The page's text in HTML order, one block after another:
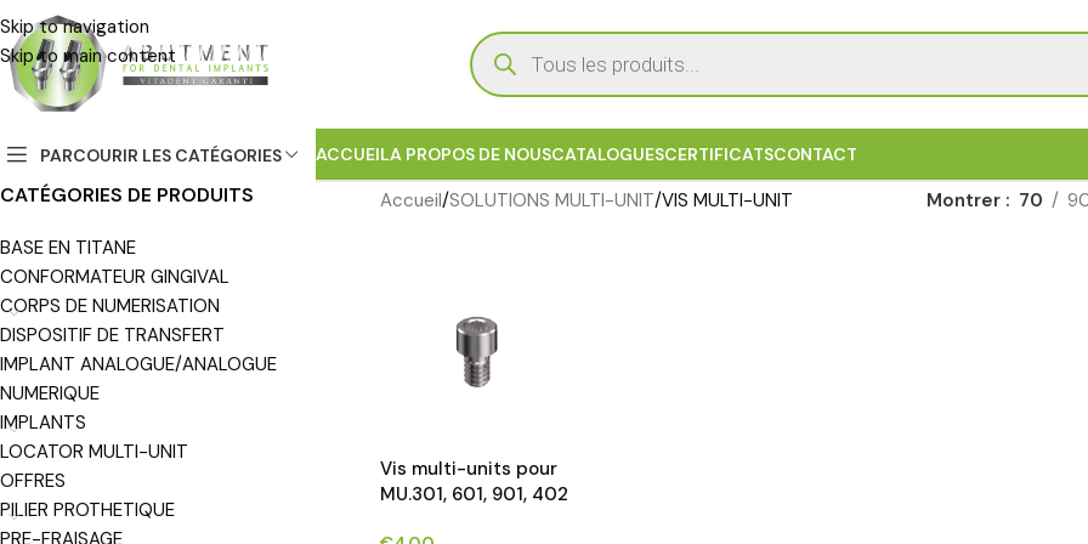
Skip to navigation
Skip to main content
PARCOURIR LES CATÉGORIES ACCUEILA PROPOS DE NOUSCATALOGUESCERTIFICATSCONTACT
CATÉGORIES DE PRODUITS
BASE EN TITANE
CONFORMATEUR GINGIVAL
CORPS DE NUMERISATION
DISPOSITIF DE TRANSFERT
IMPLANT ANALOGUE/ANALOGUE
NUMERIQUE
IMPLANTS
LOCATOR MULTI-UNIT
OFFRES
PILIER PROTHETIQUE
PRE-FRAISAGE
Accueil SOLUTIONS MULTI-UNIT VIS MULTI-UNIT Montrer 70
Vis multi-units pour
MU.301, 601, 901, 402